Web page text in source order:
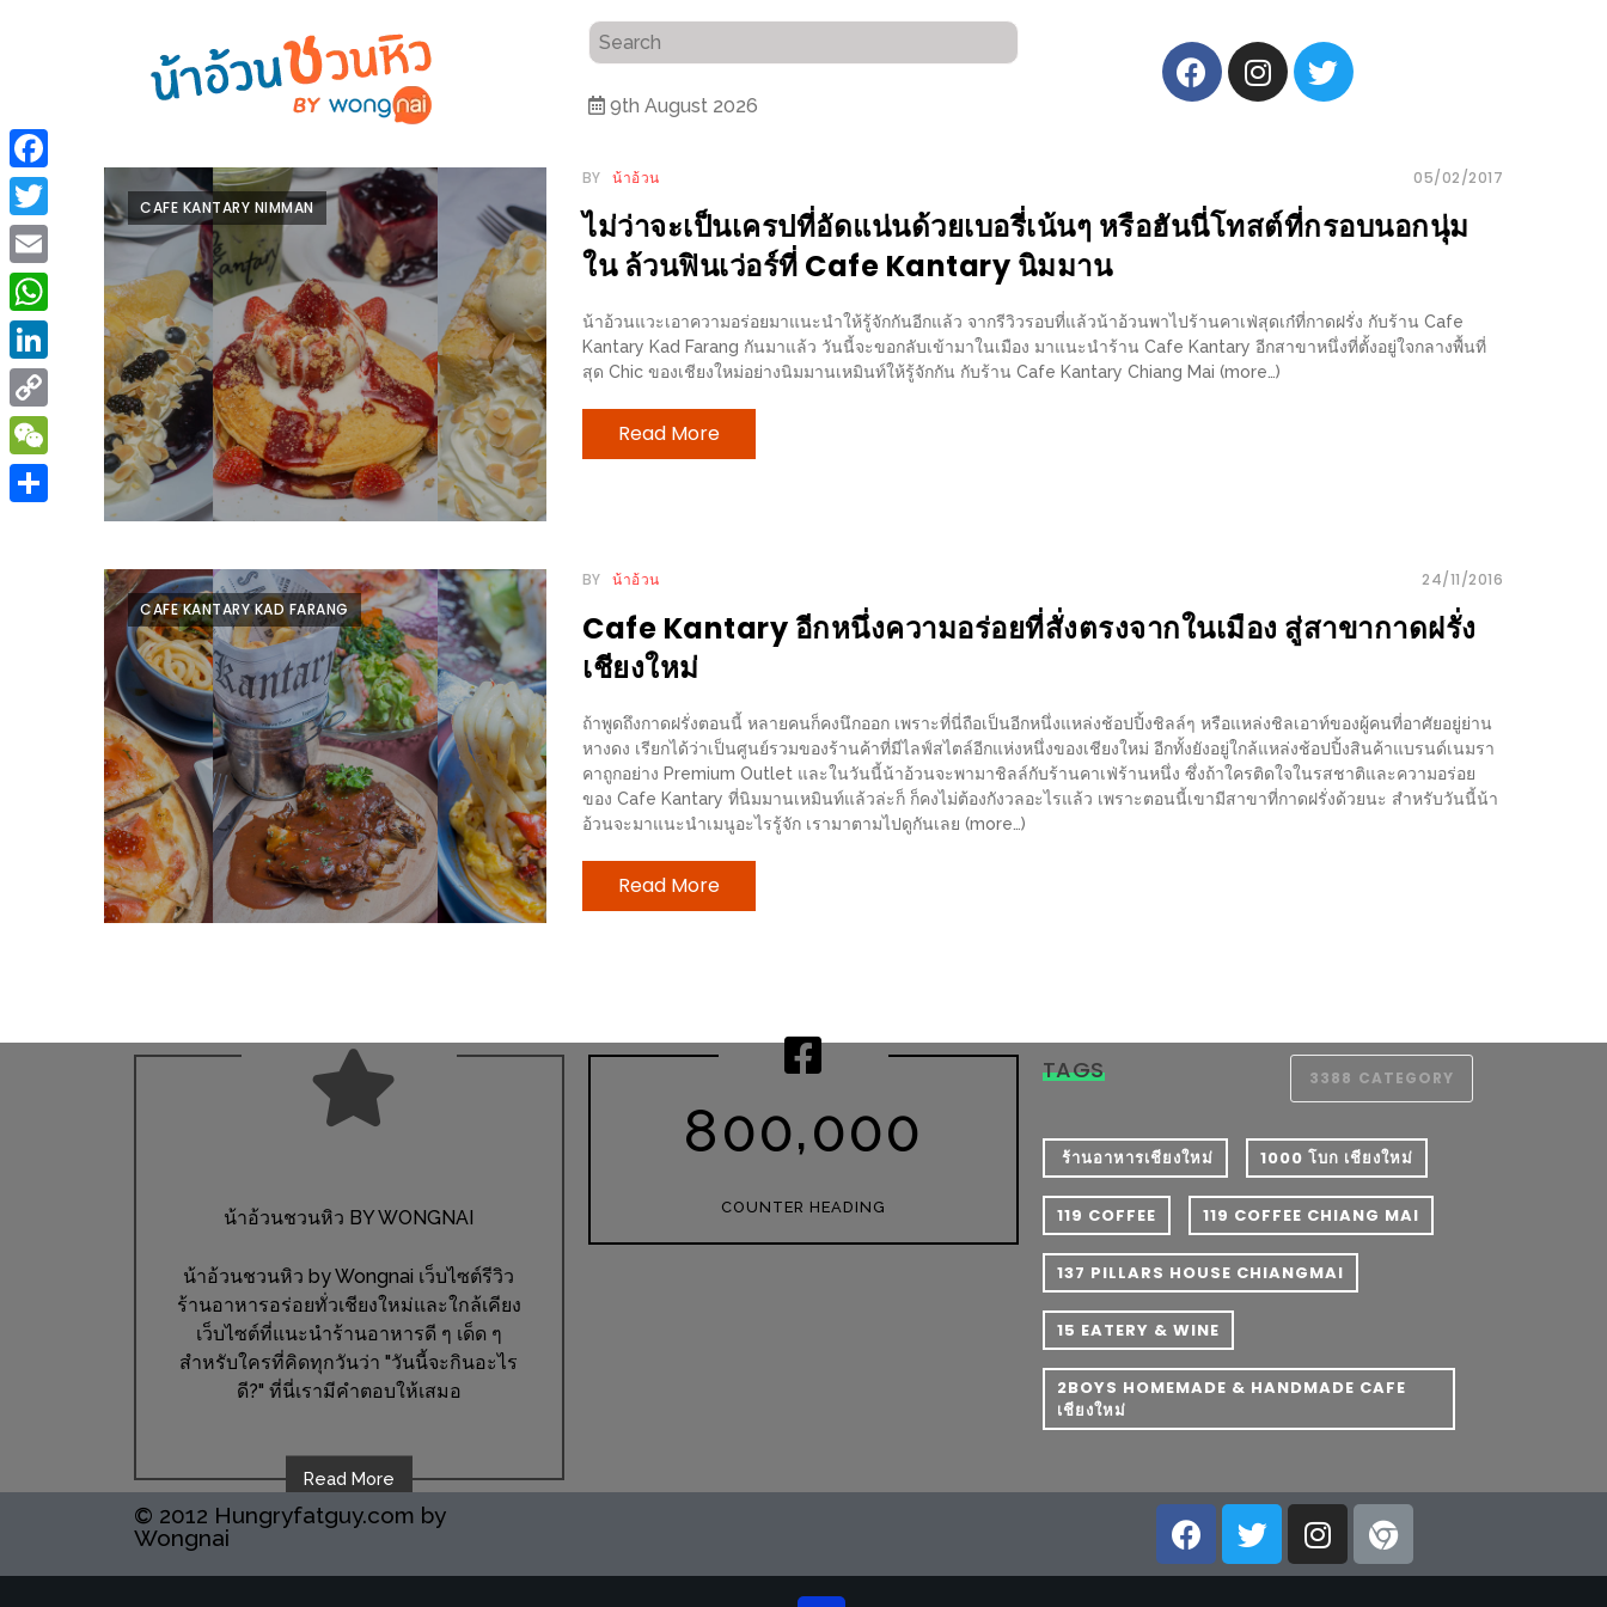
9th August 2026
อาหาร
แนะนำ
ร้าน
อาหาร
ที่
ต้องการ
ติดต่อ
น้า
อ้วน
WONGNAI.COM
นโยบาย
ความ
เป็น
ส่วน
ตัว
แสน”
[PR]
รับ
โชค
ที่
โรงแรม
ศิริ
ปัน
นาฯ
เชียงใหม่
#มา
เดิน
เล่น
กัน
มั้ย
ใน
ฐานะ
อะไร
ก็ได้
…
งาน
ครั้ง
MARKET
ค้า
แซ่บ
แม่ค้า
สวย
CAFE KANTARY NIMMAN
BY น้าอ้วน 05/02/2017
ไม่ว่าจะเป็นเครปที่อัดแน่นด้วยเบอรี่เน้นๆ หรือฮันนี่โทสต์ที่กรอบนอกนุ่ม
ใน ล้วนฟินเว่อร์ที่ Cafe Kantary นิมมาน
น้าอ้วนแวะเอาความอร่อยมาแนะนำให้รู้จักกันอีกแล้ว จากรีวิวรอบที่แล้วน้าอ้วนพาไปร้านคาเฟ่สุดเก๋ที่กาดฝรั่ง กับร้าน Cafe
Kantary Kad Farang กันมาแล้ว วันนี้จะขอกลับเข้ามาในเมือง มาแนะนำร้าน Cafe Kantary อีกสาขาหนึ่งที่ตั้งอยู่ใจกลางพื้นที่
สุด Chic ของเชียงใหม่อย่างนิมมานเหมินท์ให้รู้จักกัน กับร้าน Cafe Kantary Chiang Mai (more…)
Read More
CAFE KANTARY KAD FARANG
BY น้าอ้วน 24/11/2016
Cafe Kantary อีกหนึ่งความอร่อยที่สั่งตรงจากในเมือง สู่สาขากาดฝรั่ง
เชียงใหม่
ถ้าพูดถึงกาดฝรั่งตอนนี้ หลายคนก็คงนึกออก เพราะที่นี่ถือเป็นอีกหนึ่งแหล่งช้อปปิ้งชิลล์ๆ หรือแหล่งชิลเอาท์ของผู้คนที่อาศัยอยู่ย่าน
หางดง เรียกได้ว่าเป็นศูนย์รวมของร้านค้าที่มีไลฟ์สไตล์อีกแห่งหนึ่งของเชียงใหม่ อีกทั้งยังอยู่ใกล้แหล่งช้อปปิ้งสินค้าแบรนด์เนมรา
คาถูกอย่าง Premium Outlet และในวันนี้น้าอ้วนจะพามาชิลล์กับร้านคาเฟ่ร้านหนึ่ง ซึ่งถ้าใครติดใจในรสชาติและความอร่อย
ของ Cafe Kantary ที่นิมมานเหมินท์แล้วล่ะก็ ก็คงไม่ต้องกังวลอะไรแล้ว เพราะตอนนี้เขามีสาขาที่กาดฝรั่งด้วยนะ สำหรับวันนี้น้า
อ้วนจะมาแนะนำเมนูอะไรรู้จัก เรามาตามไปดูกันเลย (more…)
Read More
น้าอ้วนชวนหิว BY WONGNAI
น้าอ้วนชวนหิว by Wongnai เว็บไซต์รีวิว
ร้านอาหารอร่อยทั่วเชียงใหม่และใกล้เคียง
เว็บไซต์ที่แนะนำร้านอาหารดี ๆ เด็ด ๆ
สำหรับใครที่คิดทุกวันว่า "วันนี้จะกินอะไร
ดี?" ที่นี่เรามีคำตอบให้เสมอ
Read More
800,000
COUNTER HEADING
TAGS 3388 CATEGORY
​ ร้านอาหารเชียงใหม่ 1000 โบก เชียงใหม่
119 COFFEE 119 COFFEE CHIANG MAI
137 PILLARS HOUSE CHIANGMAI
15 EATERY & WINE
2BOYS HOMEMADE & HANDMADE CAFE
เชียงใหม่
© 2012 Hungryfatguy.com by
Wongnai
Facebook
Twitter
Email
WhatsApp
LinkedIn
Copy
Link
WeChat